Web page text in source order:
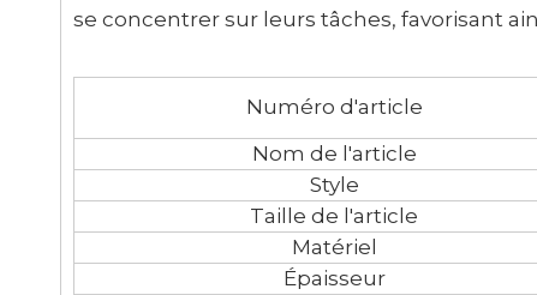
se concentrer sur leurs tâches, favorisant
Numéro d'article
Nom de l'article
Style
Taille de l'article
Matériel
Épaisseur